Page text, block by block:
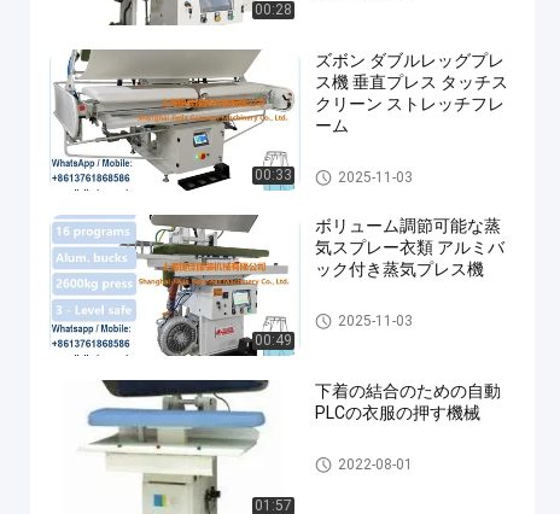
00:28
00:33
ズボン ダブルレッグプレ
ス機 垂直プレス タッチス
クリーン ストレッチフレ
ーム
ズボンの押す機械
2025-11-03
00:49
ボリューム調節可能な蒸
気スプレー衣類 アルミバ
ック付き蒸気プレス機
ズボンの押す機械
2025-11-03
01:57
下着の結合のための自動
PLCの衣服の押す機械
衣服の押す機械
2022-08-01